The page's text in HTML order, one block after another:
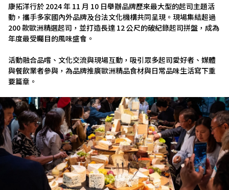
康拓洋行於 2024 年 11 月 10 日舉辦品牌歷來最大型的起司主題活
動，攜手多家國內外品牌及台法文化機構共同呈現。現場集結超過
200 款歐洲精選起司，並打造長達 12 公尺的破紀錄起司拼盤，成為
年度最受矚目的風味盛會。
活動融合品嚐、文化交流與現場互動，吸引眾多起司愛好者、媒體
與餐飲業者參與，為品牌推廣歐洲精品食材與日常品味生活寫下重
要篇章。